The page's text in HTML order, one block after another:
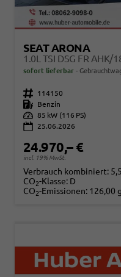
SEAT ARONA
1.0L TSI DSG FR AHK/
sofort lieferbar
Fahrzeugnr. 114150
Kraftstoff
Benzin
Leistung 85 kW (116 PS)
25.06.2026
24.970,– €
incl. 19% MwSt.
Verbrauch kombiniert:
CO2-Klasse: D
CO2-Emissionen: 126,00